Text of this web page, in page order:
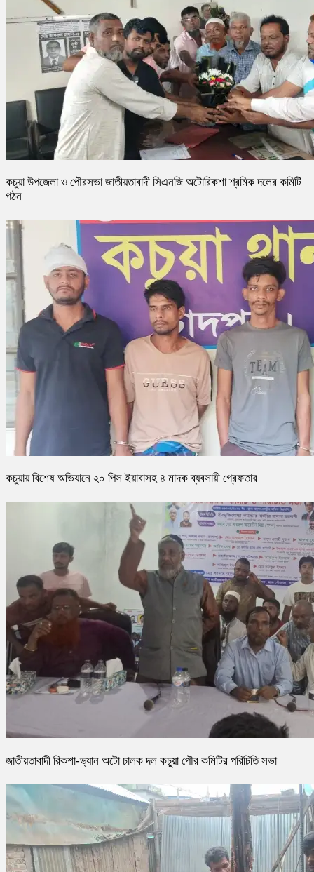
কচুয়া উপজেলা ও পৌরসভা জাতীয়তাবাদী সিএনজি অটোরিকশা শ্রমিক দলের কমিটি
গঠন
কচুয়ায় বিশেষ অভিযানে ২০ পিস ইয়াবাসহ ৪ মাদক ব্যবসায়ী গ্রেফতার
জাতীয়তাবাদী রিকশা-ভ্যান অটো চালক দল কচুয়া পৌর কমিটির পরিচিতি সভা